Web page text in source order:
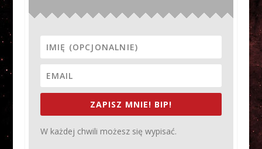
ZAPISZ MNIE! BIP!
W każdej chwili możesz się wypisać.